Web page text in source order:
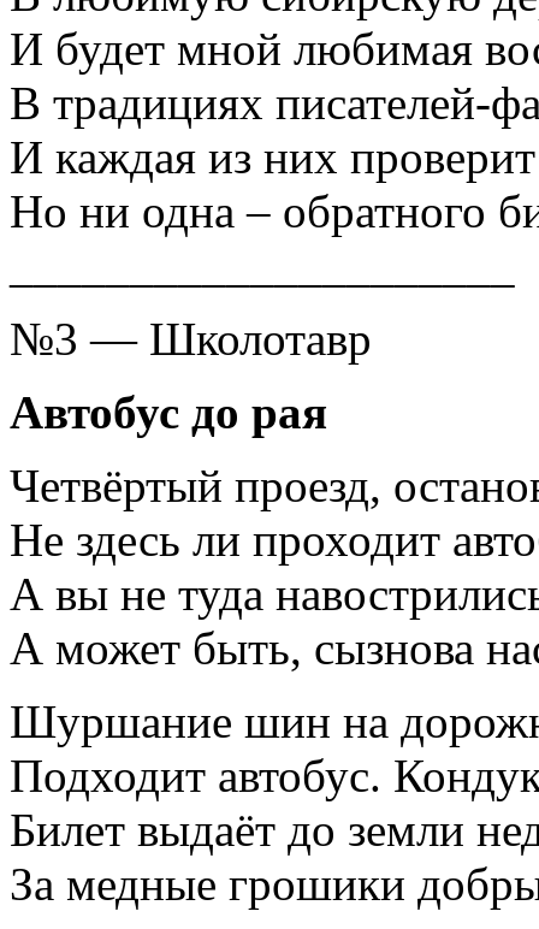
И будет мной любимая
В традициях писателей-
И каждая из них
Но ни одна – обратного
№3 — Школотавр
Автобус до рая
Четвёртый проезд,
Не здесь ли проходит
А вы не туда
А может быть, сызнова
Шуршание шин на
Подходит автобус.
Билет выдаёт до земли
За медные грошики